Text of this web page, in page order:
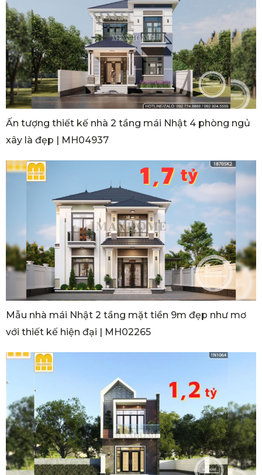
Ấn tượng thiết kế nhà 2 tầng mái Nhật 4 phòng ngủ
xây là đẹp | MH04937
Mẫu nhà mái Nhật 2 tầng mặt tiền 9m đẹp như mơ
với thiết kế hiện đại | MH02265